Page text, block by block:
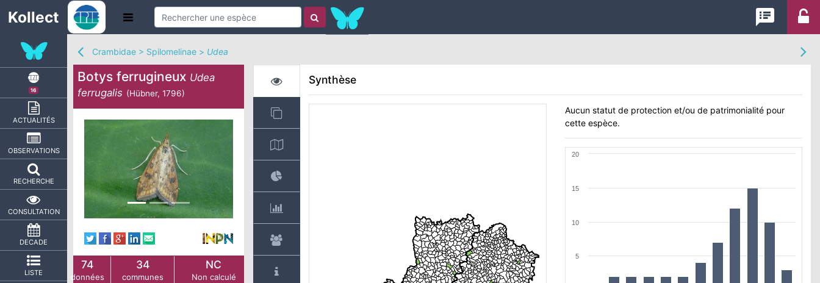
speaker_notes
Kollect
16
ACTUALITÉS
OBSERVATIONS
RECHERCHE
CONSULTATION
DECADE
LISTE
Crambidae > Spilomelinae > Udea
Botys ferrugineux Udea
ferrugalis (Hübner, 1796)
74
données
34
communes
NC
Non calculé
Synthèse
Aucun statut de protection et/ou de patrimonialité pour
cette espèce.
5
10
15
20